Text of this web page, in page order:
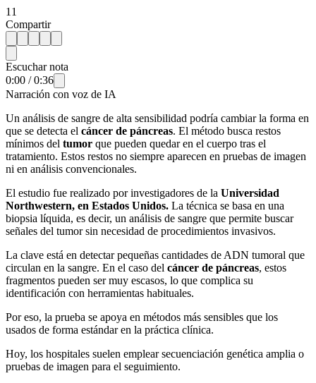
11
Compartir
Escuchar nota
0:00 /0:36
Narración con voz de IA
Un análisis de sangre de alta sensibilidad podría cambiar la forma en
que se detecta el cáncer de páncreas. El método busca restos
mínimos del tumor que pueden quedar en el cuerpo tras el
tratamiento. Estos restos no siempre aparecen en pruebas de imagen
ni en análisis convencionales.
El estudio fue realizado por investigadores de la Universidad
Northwestern, en Estados Unidos. La técnica se basa en una
biopsia líquida, es decir, un análisis de sangre que permite buscar
señales del tumor sin necesidad de procedimientos invasivos.
La clave está en detectar pequeñas cantidades de ADN tumoral que
circulan en la sangre. En el caso del cáncer de páncreas, estos
fragmentos pueden ser muy escasos, lo que complica su
identificación con herramientas habituales.
Por eso, la prueba se apoya en métodos más sensibles que los
usados de forma estándar en la práctica clínica.
Hoy, los hospitales suelen emplear secuenciación genética amplia o
pruebas de imagen para el seguimiento.